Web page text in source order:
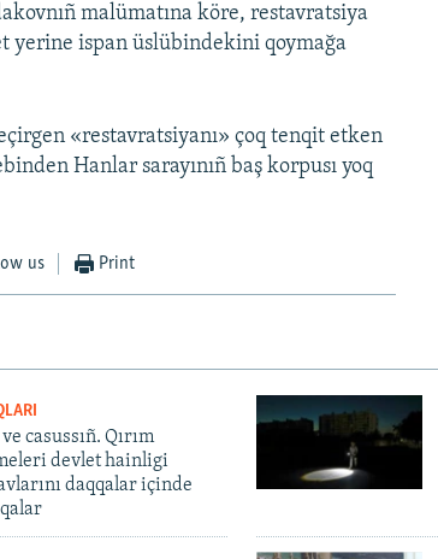
malümatına köre, restavratsiya
yerine ispan üslübindekini qoymağa
«restavratsiyanı» çoq tenqit etken
Hanlar sarayınıñ baş korpusı yoq
us Print
casussıñ. Qırım
devlet hainligi
daqqalar içinde